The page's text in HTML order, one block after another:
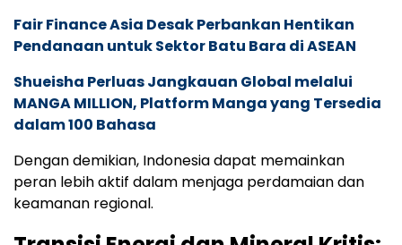
Fair Finance Asia Desak Perbankan Hentikan
Pendanaan untuk Sektor Batu Bara di ASEAN
Shueisha Perluas Jangkauan Global melalui
MANGA MILLION, Platform Manga yang Tersedia
dalam 100 Bahasa
Dengan demikian, Indonesia dapat memainkan
peran lebih aktif dalam menjaga perdamaian dan
keamanan regional.